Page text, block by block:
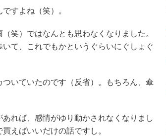
すよね（笑）。
笑）ではなんとも思わなくなりました。
て、これでもかというぐらいにぐしょぐ
いていたのです（反省）。もちろん、傘
れば、感情がゆり動かされなくなりまし
えばいいだけの話ですし。